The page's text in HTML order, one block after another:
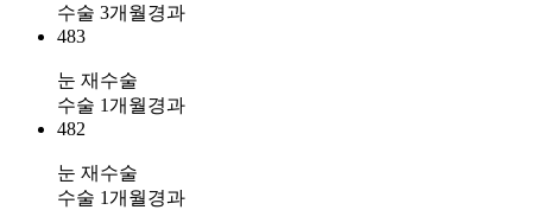
수술 3개월경과
483
눈 재수술
수술 1개월경과
482
눈 재수술
수술 1개월경과